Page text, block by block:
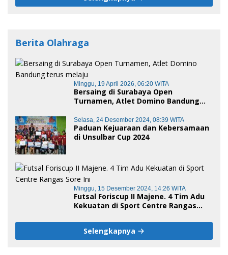
Berita Olahraga
Minggu, 19 April 2026, 06:20 WITA
Bersaing di Surabaya Open
Turnamen, Atlet Domino Bandung
Selasa, 24 Desember 2024, 08:39 WITA
Paduan Kejuaraan dan Kebersamaan
di Unsulbar Cup 2024
Minggu, 15 Desember 2024, 14:26 WITA
Futsal Foriscup II Majene. 4 Tim Adu
Kekuatan di Sport Centre Rangas
Selengkapnya